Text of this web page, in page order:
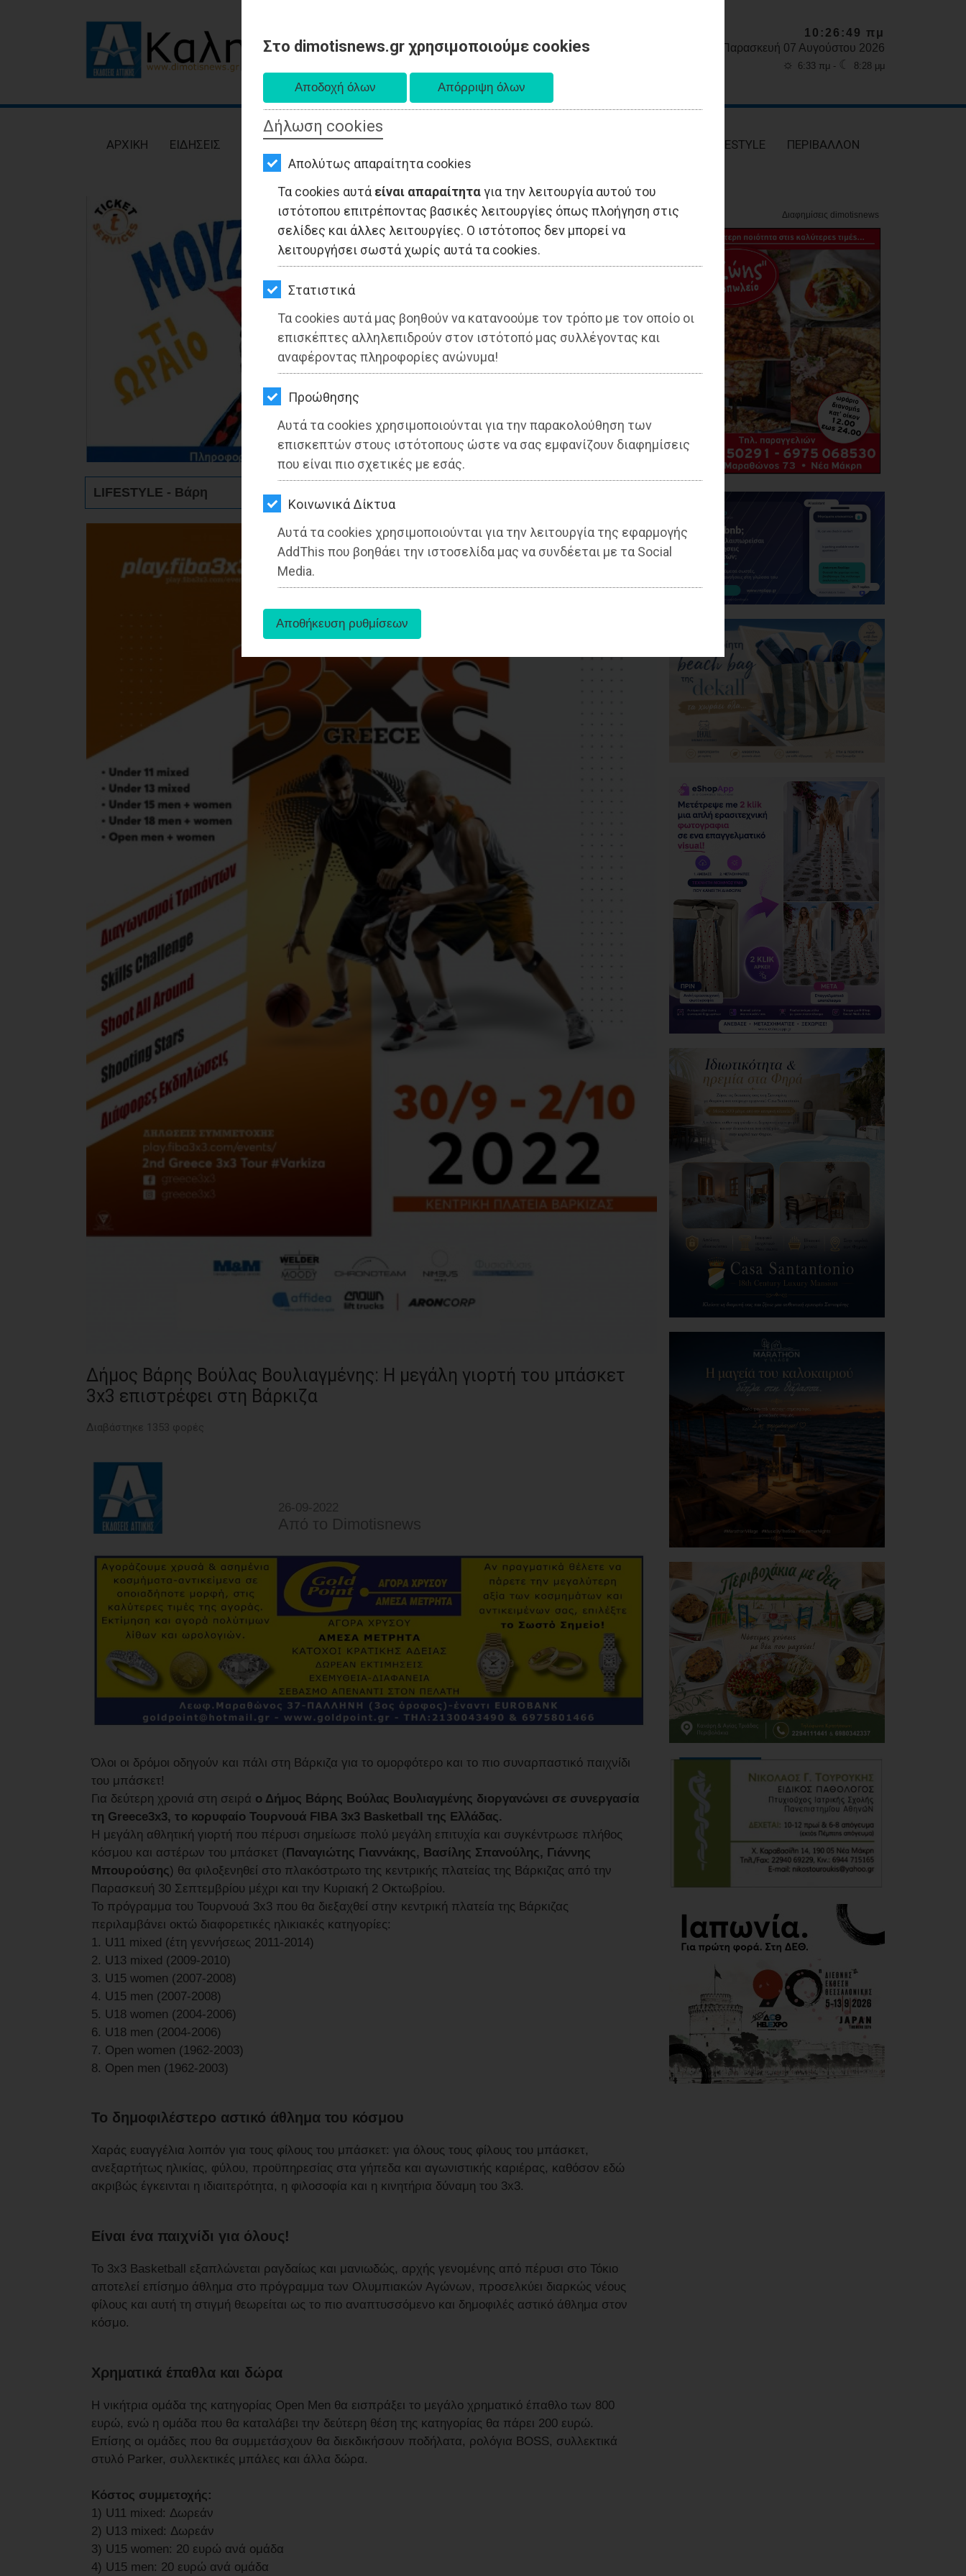
Στο dimotisnews.gr χρησιμοποιούμε cookies
Δήλωση cookies
Απολύτως απαραίτητα cookies
Τα cookies αυτά είναι απαραίτηταγια την λειτουργία αυτού του
ιστότοπου επιτρέποντας βασικές λειτουργίες όπως πλοήγηση στις
σελίδες και άλλες λειτουργίες. Ο ιστότοπος δεν μπορεί να
λειτουργήσει σωστά χωρίς αυτά τα cookies.
Στατιστικά
Τα cookies αυτά μας βοηθούν να κατανοούμε τον τρόπο με τον οποίο οι
επισκέπτες αλληλεπιδρούν στον ιστότοπό μας συλλέγοντας και
αναφέροντας πληροφορίες ανώνυμα!
Προώθησης
Αυτά τα cookies χρησιμοποιούνται για την παρακολούθηση των
επισκεπτών στους ιστότοπους ώστε να σας εμφανίζουν διαφημίσεις
που είναι πιο σχετικές με εσάς.
Kοινωνικά Δίκτυα
Αυτά τα cookies χρησιμοποιούνται για την λειτουργία της εφαρμογής
AddThis που βοηθάει την ιστοσελίδα μας να συνδέεται με τα Social
Media.
ΕΙΔΗΣΕΙΣ
ΟΙΚΟΝΟΜΙΑ
ΑΘΛΗΤΙΣΜΟΣ
ΕΞΟΔΟΣ
ΠΕΡΙΒΑΛΛΟΝ
ΚΑΤΟΙΚΙΔΙΟ
10:26:51 πμ
Παρασκευή 07 Αυγούστου 2026
☼ 6:33 πμ - ☾ 8:28 μμ
AΡΧΙΚΗ ΕΙΔΗΣΕΙΣ LIFESTYLE ΠΕΡΙΒΑΛΛΟΝ
LIFESTYLE - Βάρη
Δήμος Βάρης Βούλας Βουλιαγμένης: Η μεγάλη γιορτή του μπάσκετ
3x3 επιστρέφει στη Βάρκιζα
Διαβάστηκε 1353 φορές
26-09-2022
Από τo Dimotisnews
Όλοι οι δρόμοι οδηγούν και πάλι στη Βάρκιζα για το ομορφότερο και το πιο συναρπαστικό παιχνίδι
του μπάσκετ!
Για δεύτερη χρονιά στη σειρά ο Δήμος Βάρης Βούλας Βουλιαγμένης διοργανώνει σε συνεργασία
τη Greece3x3, το κορυφαίο Τουρνουά FIBA 3x3 Basketball της Ελλάδας.
Η μεγάλη αθλητική γιορτή που πέρυσι σημείωσε πολύ μεγάλη επιτυχία και συγκέντρωσε πλήθος
κόσμου και αστέρων του μπάσκετ (Παναγιώτης Γιαννάκης, Βασίλης Σπανούλης, Γιάννης
Μπουρούσης) θα φιλοξενηθεί στο πλακόστρωτο της κεντρικής πλατείας της Βάρκιζας από την
Παρασκευή 30 Σεπτεμβρίου μέχρι και την Κυριακή 2 Οκτωβρίου.
Το πρόγραμμα του Τουρνουά 3x3 που θα διεξαχθεί στην κεντρική πλατεία της Βάρκιζας
περιλαμβάνει οκτώ διαφορετικές ηλικιακές κατηγορίες:
1. U11 mixed (έτη γεννήσεως 2011-2014)
2. U13 mixed (2009-2010)
3. U15 women (2007-2008)
4. U15 men (2007-2008)
5. U18 women (2004-2006)
6. U18 men (2004-2006)
7. Open women (1962-2003)
8. Open men (1962-2003)
Το δημοφιλέστερο αστικό άθλημα του κόσμου
Χαράς ευαγγέλια λοιπόν για τους φίλους του μπάσκετ: για όλους τους φίλους του μπάσκετ,
ανεξαρτήτως ηλικίας, φύλου, προϋπηρεσίας στα γήπεδα και αγωνιστικής καριέρας, καθόσον εδώ
ακριβώς έγκεινται η ιδιαιτερότητα, η φιλοσοφία και η κινητήρια δύναμη του 3x3.
Είναι ένα παιχνίδι για όλους!
Το 3x3 Basketball εξαπλώνεται ραγδαίως και μανιωδώς, αρχής γενομένης από πέρυσι στο Τόκιο
αποτελεί επίσημο άθλημα στο πρόγραμμα των Ολυμπιακών Αγώνων, προσελκύει διαρκώς νέους
φίλους και αυτή τη στιγμή θεωρείται ως το πιο αναπτυσσόμενο και δημοφιλές αστικό άθλημα στον
κόσμο.
Χρηματικά έπαθλα και δώρα
Η νικήτρια ομάδα της κατηγορίας Open Men θα εισπράξει το μεγάλο χρηματικό έπαθλο των 800
ευρώ, ενώ η ομάδα που θα καταλάβει την δεύτερη θέση της κατηγορίας θα πάρει 200 ευρώ.
Επίσης οι ομάδες που θα συμμετάσχουν θα διεκδικήσουν ποδήλατα, ρολόγια BOSS, συλλεκτικά
στυλό Parker, συλλεκτικές μπάλες και άλλα δώρα.
Κόστος συμμετοχής:
1) U11 mixed: Δωρεάν
2) U13 mixed: Δωρεάν
3) U15 women: 20 ευρώ ανά ομάδα
4) U15 men: 20 ευρώ ανά ομάδα